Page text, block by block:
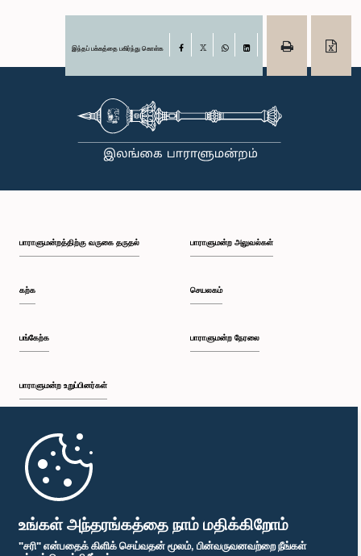
உங்கள் அந்தரங்கத்தை நாம் மதிக்கிறோம்
"சரி" என்பதைக் கிளிக் செய்வதன் மூலம், பின்வருவனவற்றை நீங்கள்
இந்தப் பக்கத்தை பகிர்ந்து கொள்க Facebook
பாராளுமன்றத்திற்கு வருகை தருதல்
கற்க
பங்கேற்க
பாராளுமன்ற உறுப்பினர்கள்
முதற்பக்கம்
பாராளுமன்ற அலுவல்கள்
செயலகம்
பாராளுமன்ற நேரலை
பாராளுமன்ற கையடக்க செயலி